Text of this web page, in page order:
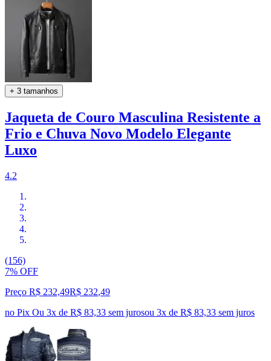
+ 3 tamanhos
Jaqueta de Couro Masculina Resistente a
Frio e Chuva Novo Modelo Elegante
Luxo
4.2
(156)
7% OFF
Preço R$ 232,49R$ 232,49
no Pix Ou 3x de R$ 83,33 sem jurosou 3x de R$ 83,33 sem juros